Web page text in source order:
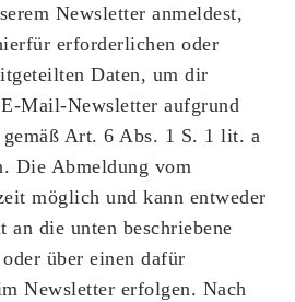
Newsletter anmeldest,
erforderlichen oder
Daten, um dir
Mail-Newsletter aufgrund
Art. 6 Abs. 1 S. 1 lit. a
Die Abmeldung vom
möglich und kann entweder
an die unten beschriebene
über einen dafür
Newsletter erfolgen. Nach